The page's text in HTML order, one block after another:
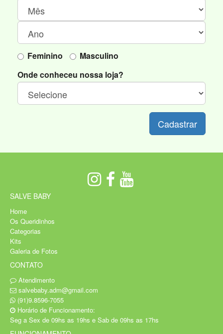
Feminino
Masculino
Onde conheceu nossa loja?
Cadastrar
SALVE BABY
Home
Os Queridinhos
Categorias
Kits
Galeria de Fotos
CONTATO
Atendimento
salvebaby.adm@gmail.com
(91)9.8596-7055
Horário de Funcionamento:
Seg a Sex de 09hs as 19hs e Sab de 09hs as 17hs